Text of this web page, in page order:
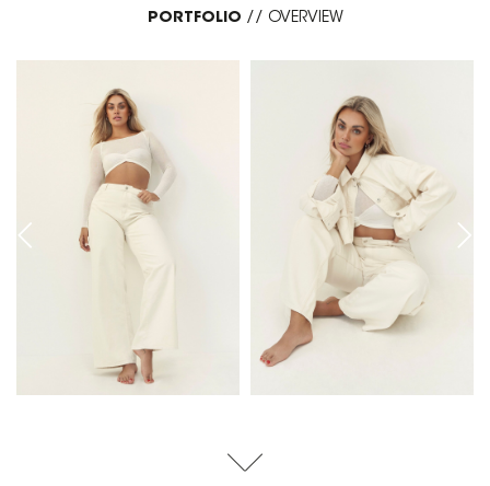
PORTFOLIO // OVERVIEW